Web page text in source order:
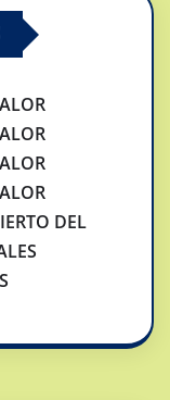
DEL